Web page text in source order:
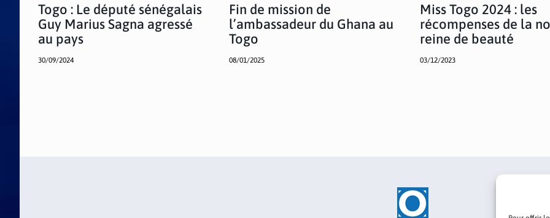
Togo : Le député sénégalais
Guy Marius Sagna agressé
au pays
30/09/2024
Fin de mission de
l’ambassadeur du Ghana au
Togo
08/01/2025
Miss Togo 2024 : les
récompenses de la
reine de beauté
03/12/2023